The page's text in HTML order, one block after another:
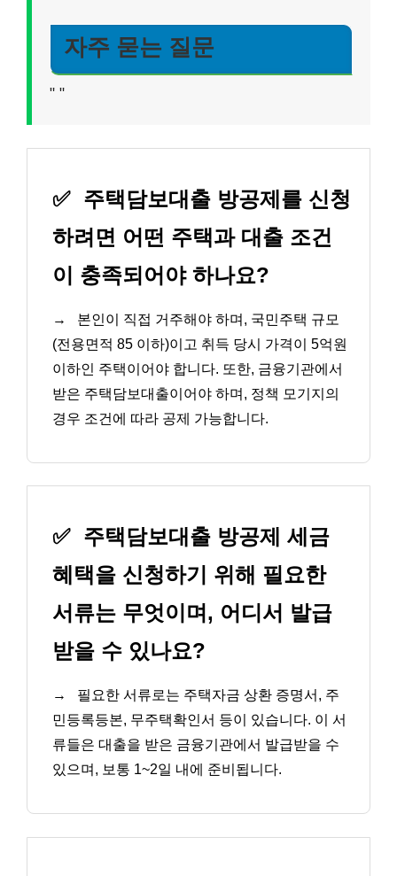
자주 묻는 질문
" "
✅ 주택담보대출 방공제를 신청
하려면 어떤 주택과 대출 조건
이 충족되어야 하나요?
→
본인이 직접 거주해야 하며, 국민주택 규모
(전용면적 85 이하)이고 취득 당시 가격이 5억원
이하인 주택이어야 합니다. 또한, 금융기관에서
받은 주택담보대출이어야 하며, 정책 모기지의
경우 조건에 따라 공제 가능합니다.
✅ 주택담보대출 방공제 세금
혜택을 신청하기 위해 필요한
서류는 무엇이며, 어디서 발급
받을 수 있나요?
→
필요한 서류로는 주택자금 상환 증명서, 주
민등록등본, 무주택확인서 등이 있습니다. 이 서
류들은 대출을 받은 금융기관에서 발급받을 수
있으며, 보통 1~2일 내에 준비됩니다.